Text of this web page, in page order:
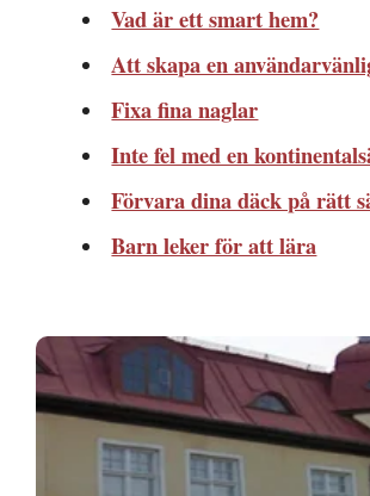
Vad är ett smart hem?
Att skapa en
Fixa fina naglar
Inte fel med en
Förvara dina däck på rätt
Barn leker för att lära